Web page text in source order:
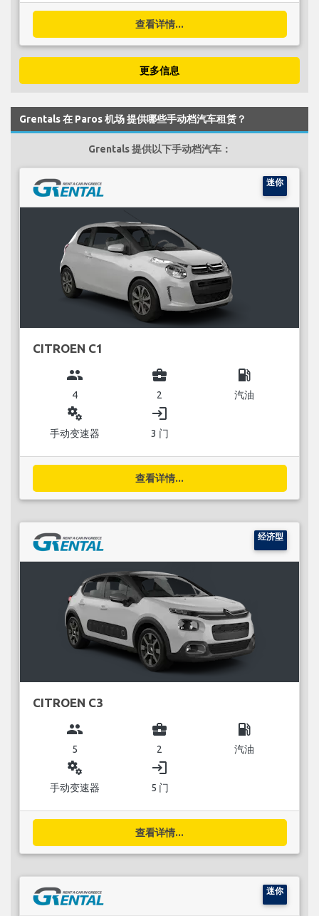
查看详情...
更多信息
Grentals 在 Paros 机场 提供哪些手动档汽车租赁？
Grentals 提供以下手动档汽车：
迷你
CITROEN C1
group
4
business_center
2
local_gas_station
汽油
miscellaneous_services
手动变速器
login
3 门
查看详情...
经济型
CITROEN C3
group
5
business_center
2
local_gas_station
汽油
miscellaneous_services
手动变速器
login
5 门
查看详情...
迷你